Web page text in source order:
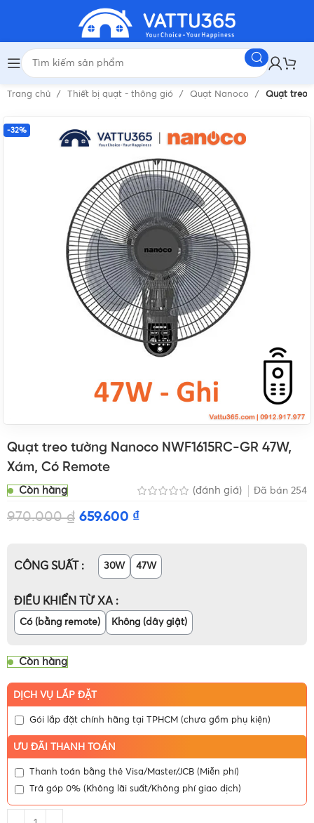
Trang chủ Thiết bị quạt - thông gió Quạt Nanoco Quạt treo
-32%
Quạt treo tường Nanoco NWF1615RC-GR 47W,
Xám, Có Remote
Còn hàng (đánh giá) Đã bán 254
970.000₫ 659.600 ₫
CÔNG SUẤT 30W 47W
ĐIỀU KHIỂN TỪ XA
Có (bằng remote) Không (dây giật)
Còn hàng
DỊCH VỤ LẮP ĐẶT
Gói lắp đặt chính hãng tại TPHCM (chưa gồm phụ kiện)
ƯU ĐÃI THANH TOÁN
Thanh toán bằng thẻ Visa/Master/JCB (Miễn phí)
Trả góp 0% (Không lãi suất/Không phí giao dịch)